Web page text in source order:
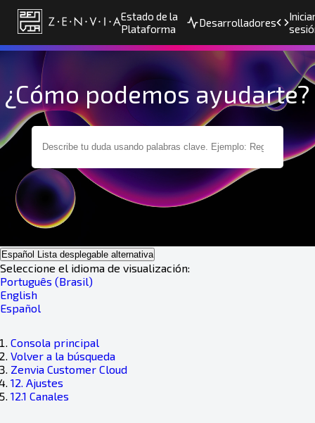
Estado de la
Plataforma
Desarrolladores
¿Cómo podemos ayudarte?
Español Lista desplegable alternativa
Seleccione el idioma de visualización:
Português (Brasil)
English
Español
Consola principal
Volver a la búsqueda
Zenvia Customer Cloud
12. Ajustes
12.1 Canales